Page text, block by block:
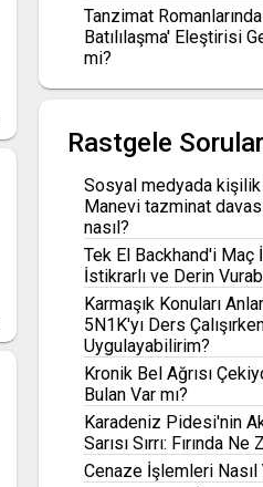
Tanzimat
Batılılaşma' Eleştirisi
mi?
Rastgele Sorular
Sosyal medyada kişilik
Manevi tazminat
nasıl?
Tek El Backhand'i Maç
İstikrarlı ve Derin
Karmaşık Konuları
5N1K'yı Ders
Uygulayabilirim?
Kronik Bel Ağrısı
Bulan Var mı?
Karadeniz Pidesi'nin
Sarısı Sırrı: Fırında
Cenaze İşlemleri Nasıl